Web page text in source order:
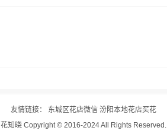
友情链接： 东城区花店微信 汾阳本地花店买花
花知晓 Copyright © 2016-2024 All Rights Reserved.